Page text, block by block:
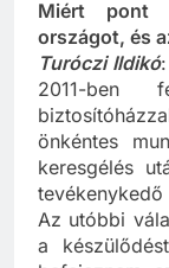
Miért pont
országot, és
Turóczi Ildikó
2011-ben
önkéntes
keresgélés
Az utóbbi